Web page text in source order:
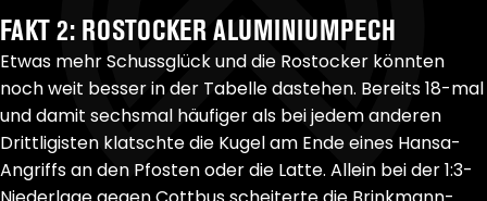
FAKT 2: ROSTOCKER ALUMINIUMPECH
Etwas mehr Schussglück und die Rostocker könnten
noch weit besser in der Tabelle dastehen. Bereits 18-mal
und damit sechsmal häufiger als bei jedem anderen
Drittligisten klatschte die Kugel am Ende eines Hansa-
Angriffs an den Pfosten oder die Latte. Allein bei der 1:3-